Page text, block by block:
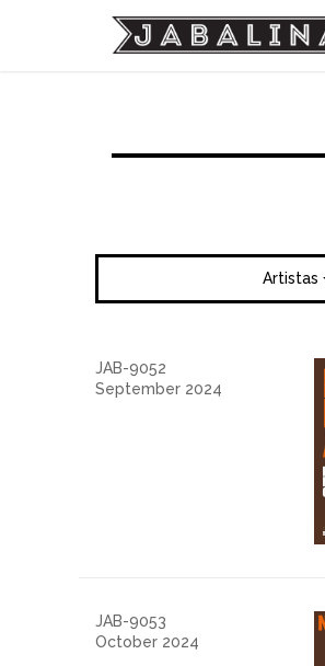
Artistas
JAB-9052
September 2024
JAB-9053
October 2024